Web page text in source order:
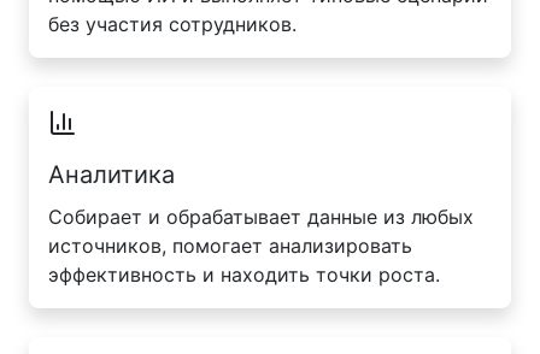
без участия сотрудников.
Аналитика
Собирает и обрабатывает данные из любых
источников, помогает анализировать
эффективность и находить точки роста.